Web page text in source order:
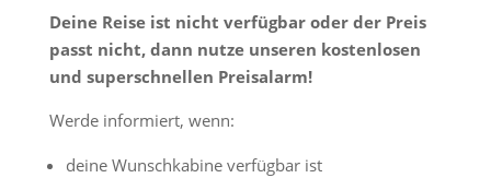
Deine Reise ist nicht verfügbar oder der Preis
passt nicht, dann nutze unseren kostenlosen
und superschnellen Preisalarm!
Werde informiert, wenn:
deine Wunschkabine verfügbar ist